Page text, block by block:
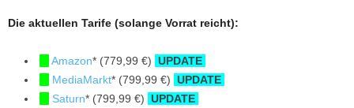
Die aktuellen Tarife (solange Vorrat reicht):
Amazon* (779,99 €) UPDATE
MediaMarkt* (799,99 €) UPDATE
Saturn* (799,99 €) UPDATE